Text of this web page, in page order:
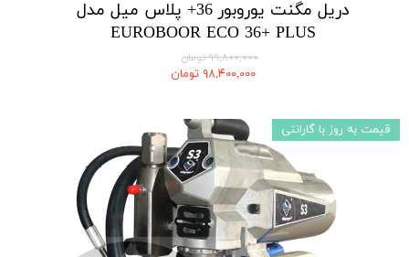
دریل مگنت یوروبور 36+ پلاس میل مدل
EUROBOOR ECO 36+ PLUS
۹۹,۸۰۰,۰۰۰ تومان
۹۸,۴۰۰,۰۰۰ تومان
قیمت به روز با گارانتی